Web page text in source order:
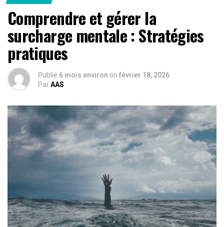
Comprendre et gérer la
surcharge mentale : Stratégies
pratiques
Publié 6 mois environ on février 18, 2026
ParAAS